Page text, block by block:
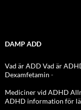
DAMP ADD
Vad är ADD Vad är
Dexamfetamin -
Mediciner vid ADHD
ADHD information för